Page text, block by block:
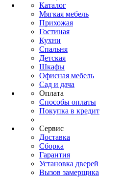
Каталог
Мягкая мебель
Прихожая
Гостиная
Кухни
Спальня
Детская
Шкафы
Офисная мебель
Сад и дача
Оплата
Способы оплаты
Покупка в кредит
Сервис
Доставка
Сборка
Гарантия
Установка дверей
Вызов замерщика